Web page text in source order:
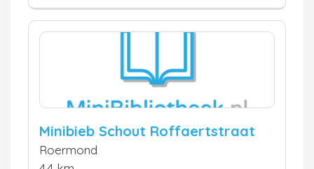
Minibieb Schout Roffaertstraat
Roermond